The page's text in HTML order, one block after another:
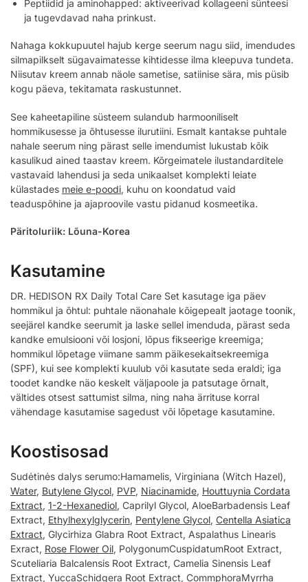
Peptiidid ja aminohapped: aktiveerivad kollageeni sünteesi
ja tugevdavad naha prinkust.
Nahaga kokkupuutel hajub kerge seerum nagu siid, imendudes
silmapilkselt sügavaimatesse kihtidesse ilma kleepuva tundeta.
Niisutav kreem annab näole sametise, satiinise sära, mis püsib
kogu päeva, tekitamata raskustunnet.
See kaheetapiline süsteem sulandub harmooniliselt
hommikusesse ja õhtusesse ilurutiini. Esmalt kantakse puhtale
nahale seerum ning pärast selle imendumist lukustab kõik
kasulikud ained taastav kreem. Kõrgeimatele ilustandarditele
vastavaid lahendusi ja seda unikaalset komplekti leiate
külastades meie e-poodi, kuhu on koondatud vaid
teaduspõhine ja ajaproovile vastu pidanud kosmeetika.
Päritoluriik: Lõuna-Korea
Kasutamine
DR. HEDISON RX Daily Total Care Set kasutage iga päev
hommikul ja õhtul: puhtale näonahale kõigepealt jaotage toonik,
seejärel kandke seerumit ja laske sellel imenduda, pärast seda
kandke emulsiooni või losjoni, lõpus fikseerige kreemiga;
hommikul lõpetage viimane samm päikesekaitsekreemiga
(SPF), kui see komplekti kuulub või kasutate seda eraldi; iga
toodet kandke näo keskelt väljapoole ja patsutage õrnalt,
vältides otsest sattumist silma, ning naha ärrituse korral
vähendage kasutamise sagedust või lõpetage kasutamine.
Koostisosad
Sudėtinės dalys serumo:Hamamelis, Virginiana (Witch Hazel),
Water, Butylene Glycol, PVP, Niacinamide, Houttuynia Cordata
Extract, 1-2-Hexanediol, Caprilyl Glycol, AloeBarbadensis Leaf
Extract, Ethylhexylglycerin, Pentylene Glycol, Centella Asiatica
Extract, Glycirhiza Glabra Root Extract, Aspalathus Linearis
Exract, Rose Flower Oil, PolygonumCuspidatumRoot Extract,
Scuteliaria Balcalensis Root Extract, Camelia Sinensis Leaf
Extract, YuccaSchidgera Root Extract, CommphoraMyrrha